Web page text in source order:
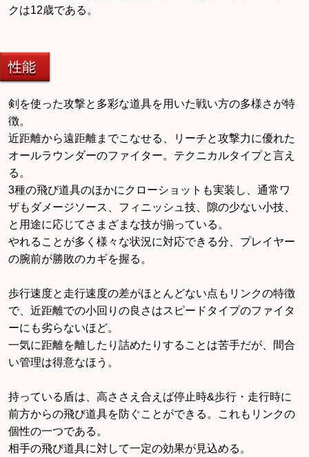
クは12歳である。
性能
剣を使った攻撃と多彩な道具を用いた戦い方の多様さが特
徴。
近距離から遠距離までこなせる、リーチと攻撃力に優れた
オールラウンダーのファイター。テクニカルタイプと言え
る。
3種の飛び道具のほかにクローショットも実装し、通常ワ
ザもダメージソース、フィニッシュ技、隙の少ない小技、
と用途に応じてさまざまな技が揃っている。
やれることが多く様々な状況に対応できる分、プレイヤー
の腕前が勝敗のカギを握る。
歩行速度と走行速度の差がほとんどない点もリンクの特徴
で、近距離での小回りの良さはスピードタイプのファイタ
ーにも劣らないほど。
一気に距離を離したり詰めたりすることは苦手だが、間合
い管理は得意なほう。
持っている盾は、高ささえ合えば停止時&歩行・走行時に
前方からの飛び道具を防ぐことができる。これもリンクの
個性の一つである。
相手の飛び道具に対して一定の効果が見込める。